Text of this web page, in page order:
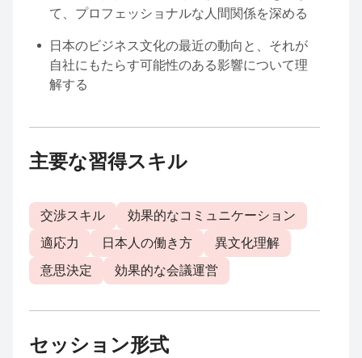
て、プロフェッショナルな人間関係を深める
日本のビジネス文化の最近の動向と、それが
自社にもたらす可能性のある影響について理
解する
主要な習得スキル
交渉スキル
効果的なコミュニケーション
適応力
日本人の働き方
異文化理解
意思決定
効果的な会議運営
セッション形式